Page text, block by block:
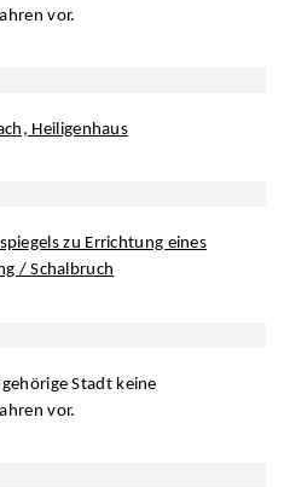
vor.
Heiligenhaus
zu Errichtung eines
/ Schalbruch
Stadt keine
vor.